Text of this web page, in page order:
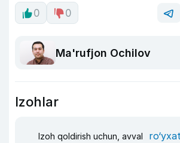
0 0
Ma'rufjon Ochilov
Izohlar
Izoh qoldirish uchun, avval